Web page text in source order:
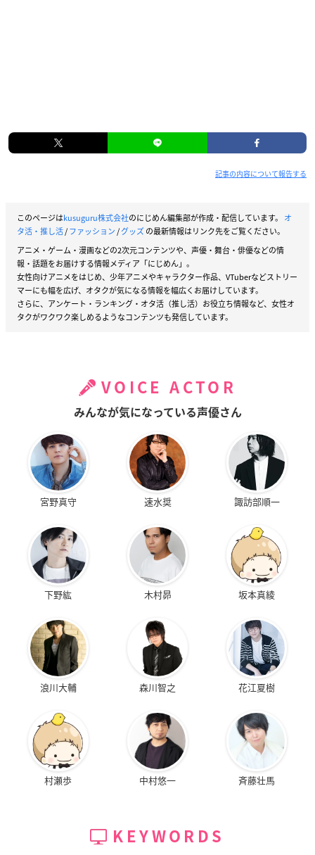
記事の内容について報告する
このページはkusuguru株式会社のにじめん編集部が作成・配信しています。 オ
タ活・推し活/ファッション/グッズの最新情報はリンク先をご覧ください。
アニメ・ゲーム・漫画などの2次元コンテンツや、声優・舞台・俳優などの情
報・話題をお届けする情報メディア「にじめん」。
女性向けアニメをはじめ、少年アニメやキャラクター作品、VTuberなどストリー
マーにも幅を広げ、オタクが気になる情報を幅広くお届けしています。
さらに、アンケート・ランキング・オタ活（推し活）お役立ち情報など、女性オ
タクがワクワク楽しめるようなコンテンツも発信しています。
VOICE ACTOR
みんなが気になっている声優さん
宮野真守 速水奨 諏訪部順一
下野紘 木村昴 坂本真綾
浪川大輔 森川智之 花江夏樹
村瀬歩 中村悠一 斉藤壮馬
KEYWORDS